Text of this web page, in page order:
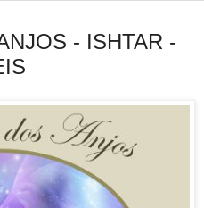
- ISHTAR -